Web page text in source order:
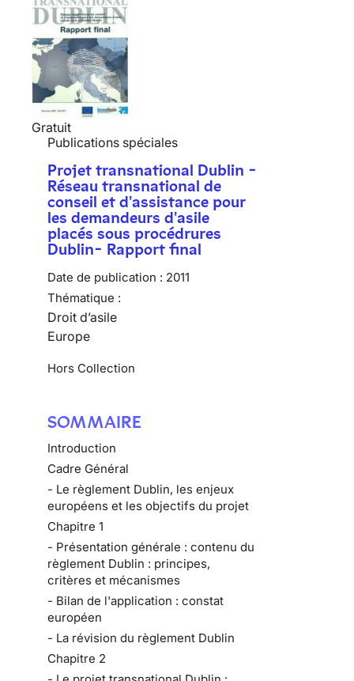
Gratuit
Publications spéciales
Projet transnational Dublin -
Réseau transnational de
conseil et d'assistance pour
les demandeurs d'asile
placés sous procédrures
Dublin- Rapport final
Date de publication : 2011
Thématique :
Droit d’asile
Europe
Hors Collection
SOMMAIRE
Introduction
Cadre Général
- Le règlement Dublin, les enjeux
européens et les objectifs du projet
Chapitre 1
- Présentation générale : contenu du
règlement Dublin : principes,
critères et mécanismes
- Bilan de l'application : constat
européen
- La révision du règlement Dublin
Chapitre 2